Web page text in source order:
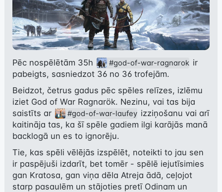
Pēc nospēlētām 35h #god-of-war-ragnarok ir
pabeigts, sasniedzot 36 no 36 trofejām.
Beidzot, četrus gadus pēc spēles relīzes, izlēmu
iziet God of War Ragnarök. Nezinu, vai tas bija
saistīts ar
#god-of-war-laufey izziņošanu vai arī
kaitināja tas, ka šī spēle gadiem ilgi karājās manā
backlogā un es to ignorēju.
Tie, kas spēli vēlējās izspēlēt, noteikti to jau sen
ir paspējuši izdarīt, bet tomēr - spēlē iejutīsimies
gan Kratosa, gan viņa dēla Atreja ādā, ceļojot
starp pasaulēm un stājoties pretī Odinam un